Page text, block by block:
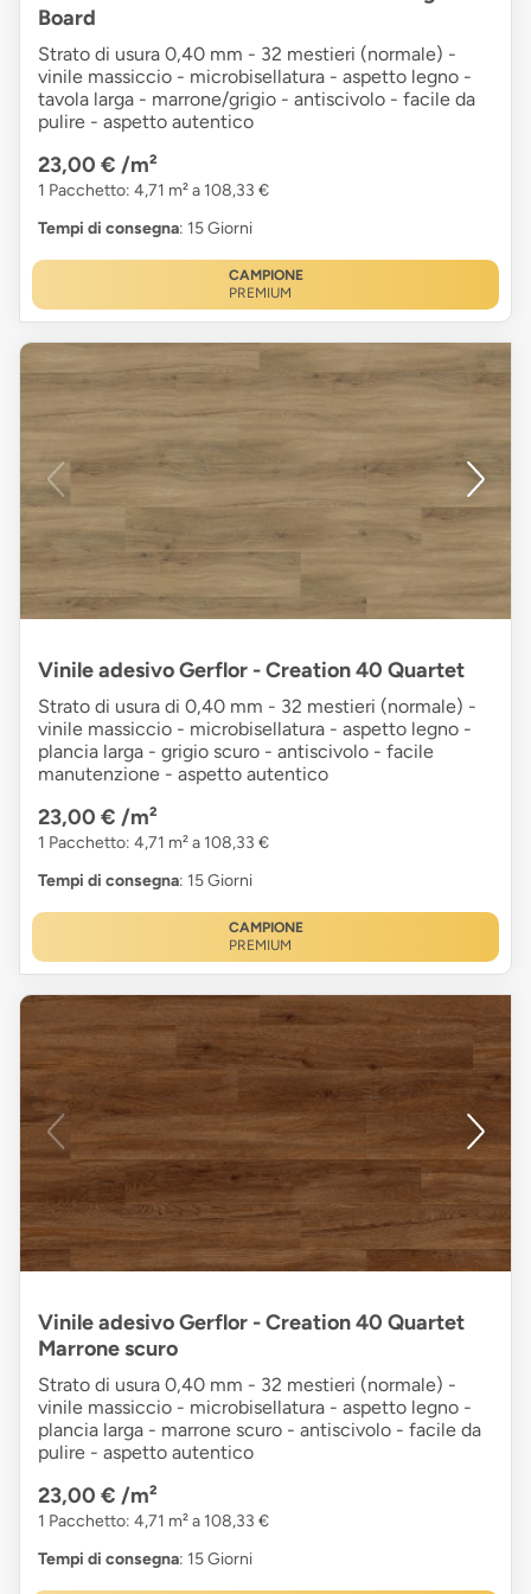
Board
Strato di usura 0,40 mm - 32 mestieri (normale) -
vinile massiccio - microbisellatura - aspetto legno -
tavola larga - marrone/grigio - antiscivolo - facile da
pulire - aspetto autentico
23,00 € /m²
1 Pacchetto: 4,71 m² a 108,33 €
Tempi di consegna: 15 Giorni
CAMPIONE
PREMIUM
Vinile adesivo Gerflor - Creation 40 Quartet
Strato di usura di 0,40 mm - 32 mestieri (normale) -
vinile massiccio - microbisellatura - aspetto legno -
plancia larga - grigio scuro - antiscivolo - facile
manutenzione - aspetto autentico
23,00 € /m²
1 Pacchetto: 4,71 m² a 108,33 €
Tempi di consegna: 15 Giorni
CAMPIONE
PREMIUM
Vinile adesivo Gerflor - Creation 40 Quartet
Marrone scuro
Strato di usura 0,40 mm - 32 mestieri (normale) -
vinile massiccio - microbisellatura - aspetto legno -
plancia larga - marrone scuro - antiscivolo - facile da
pulire - aspetto autentico
23,00 € /m²
1 Pacchetto: 4,71 m² a 108,33 €
Tempi di consegna: 15 Giorni